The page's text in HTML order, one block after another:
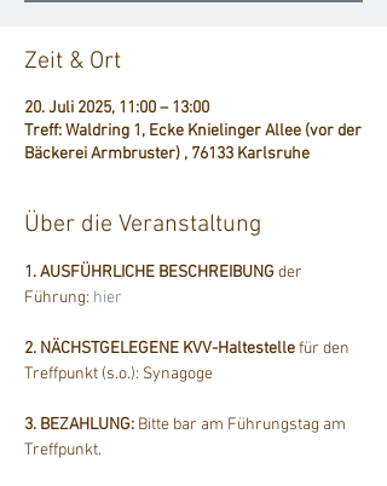
Zeit & Ort
20. Juli 2025, 11:00 – 13:00
Treff: Waldring 1, Ecke Knielinger Allee (vor der
Bäckerei Armbruster) , 76133 Karlsruhe
Über die Veranstaltung
1. AUSFÜHRLICHE BESCHREIBUNG der
Führung: hier
2. NÄCHSTGELEGENE KVV-Haltestelle für den
Treffpunkt (s.o.): Synagoge
3. BEZAHLUNG: Bitte bar am Führungstag am
Treffpunkt.